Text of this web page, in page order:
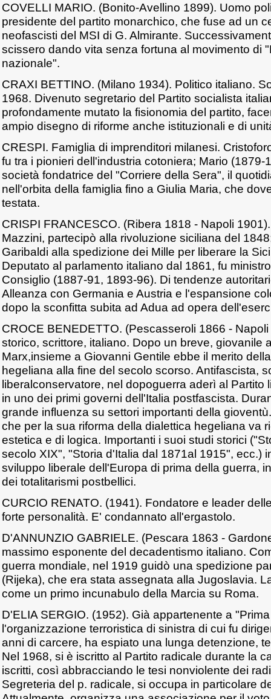
COVELLI MARIO. (Bonito-Avellino 1899). Uomo
presidente del partito monarchico, che fuse ad un
neofascisti del MSI di G. Almirante.
scissero dando vita senza fortuna al movimento di
nazionale".
CRAXI BETTINO. (Milano 1934). Politico italiano.
1968. Divenuto segretario del Partito socialista
profondamente mutato la fisionomia del partito,
ampio disegno di riforme anche istituzionali e di
CRESPI. Famiglia di imprenditori milanesi.
fu tra i pionieri dell'industria cotoniera; Mario (1879-
società fondatrice del "Corriere della Sera", il
nell'orbita della famiglia fino a Giulia Maria, che
testata.
CRISPI FRANCESCO. (Ribera 1818 - Napoli
Mazzini, partecipò alla rivoluzione siciliana del
Garibaldi alla spedizione dei Mille per liberare la
Deputato al parlamento italiano dal 1861, fu
Consiglio (1887-91, 1893-96). Di tendenze
Alleanza con Germania e Austria e l'espansione
dopo la sconfitta subita ad Adua ad opera
CROCE BENEDETTO. (Pescasseroli 1866 -
storico, scrittore, italiano. Dopo un breve, giovanile
Marx,insieme a Giovanni Gentile ebbe il merito
hegeliana alla fine del secolo scorso. Antifascista,
liberalconservatore, nel dopoguerra aderì al Partito
in uno dei primi governi dell'Italia postfascista.
grande influenza su settori importanti della
che per la sua riforma della dialettica hegeliana va
estetica e di logica. Importanti i suoi studi storici
secolo XIX", "Storia d'Italia dal 1871al 1915", ecc.)
sviluppo liberale dell'Europa di prima della guerra,
dei totalitarismi postbellici.
CURCIO RENATO. (1941). Fondatore e leader
forte personalità. E' condannato all'ergastolo.
D'ANNUNZIO GABRIELE. (Pescara 1863 -
massimo esponente del decadentismo italiano.
guerra mondiale, nel 1919 guidò una spedizione
(Rijeka), che era stata assegnata alla Jugoslavia.
come un primo incunabulo della Marcia su Roma.
D'ELIA SERGIO. (1952). Già appartenente a
l'organizzazione terroristica di sinistra di cui fu
anni di carcere, ha espiato una lunga detenzione,
Nel 1968, si è iscritto al Partito radicale durante la
iscritti, così abbracciando le tesi nonviolente dei
Segreteria del p. radicale, si occupa in particolare